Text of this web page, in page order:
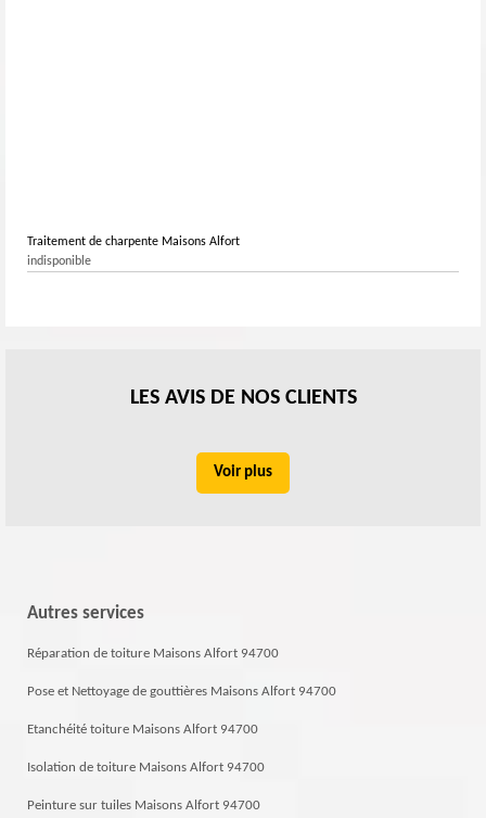
Traitement de charpente Maisons Alfort
indisponible
LES AVIS DE NOS CLIENTS
Voir plus
Autres services
Réparation de toiture Maisons Alfort 94700
Pose et Nettoyage de gouttières Maisons Alfort 94700
Etanchéité toiture Maisons Alfort 94700
Isolation de toiture Maisons Alfort 94700
Peinture sur tuiles Maisons Alfort 94700